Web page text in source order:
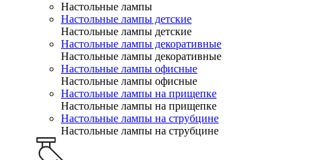
Настольные лампы
Настольные лампы детские
Настольные лампы детские
Настольные лампы декоративные
Настольные лампы декоративные
Настольные лампы офисные
Настольные лампы офисные
Настольные лампы на прищепке
Настольные лампы на прищепке
Настольные лампы на струбцине
Настольные лампы на струбцине